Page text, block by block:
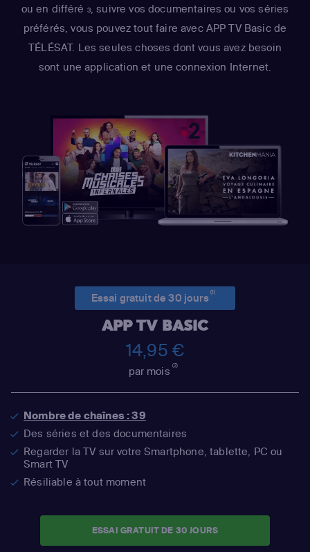
ou en différé 3, suivre vos documentaires ou vos séries
préférés, vous pouvez tout faire avec APP TV Basic de
TÉLÉSAT. Les seules choses dont vous avez besoin
sont une application et une connexion Internet.
Essai gratuit de 30 jours(1)
APP TV BASIC
14,95 €
par mois(2)
Nombre de chaînes : 39
Des séries et des documentaires
Regarder la TV sur votre Smartphone, tablette, PC ou
Smart TV
Résiliable à tout moment
ESSAI GRATUIT DE 30 JOURS